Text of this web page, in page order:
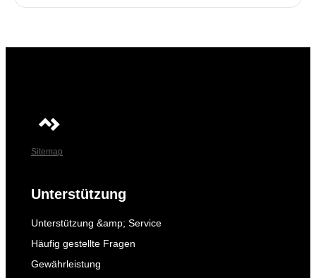
Sitemap
Unterstützung
Unterstützung &amp; Service
Häufig gestellte Fragen
Gewährleistung